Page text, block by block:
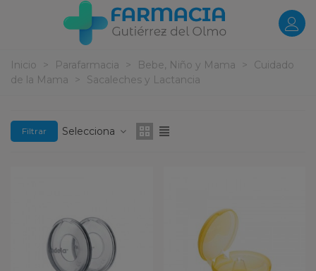
Inicio > Parafarmacia > Bebe, Niño y Mama >
Cuidado
de la Mama
> Sacaleches y Lactancia
Filtrar Selecciona